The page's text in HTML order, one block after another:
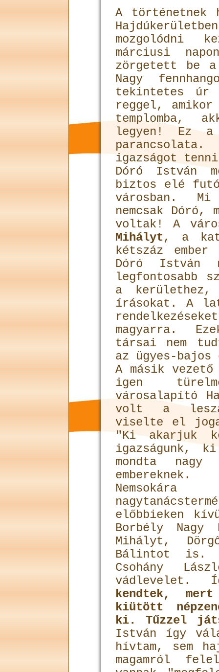
A
mozgolódni
márciusi
zörgetett be
Nagy
tekintetes úr
reggel, amikor
templomba,
legyen! Ez
igazságot
Dóró István
biztos elé
városban.
nemcsak
voltak! A
Mihályt, a
kétszáz
Dóró István
legfontosabb
a
írásokat. A
magyarra.
társai nem
az ügyes-bajos
A másik
igen
városalapító
volt a
viselte el
"Ki akarjuk
igazságunk,
mondta
embereknek.
előbbieken
Borbély Nagy
Mihályt,
Bálintot is.
Csohány
kendtek, mert
kiütött
ki. Tűzzel
István így
hívtam, sem
magamról